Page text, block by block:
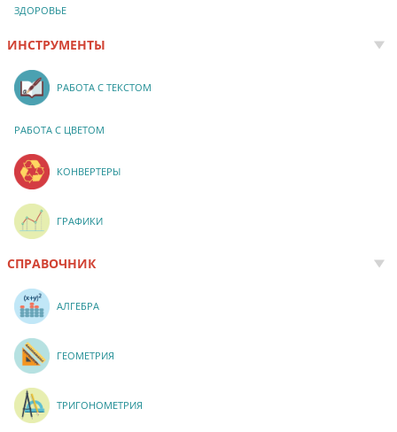
ЗДОРОВЬЕ
ИНСТРУМЕНТЫ
РАБОТА С ТЕКСТОМ
РАБОТА С ЦВЕТОМ
КОНВЕРТЕРЫ
ГРАФИКИ
СПРАВОЧНИК
АЛГЕБРА
ГЕОМЕТРИЯ
ТРИГОНОМЕТРИЯ